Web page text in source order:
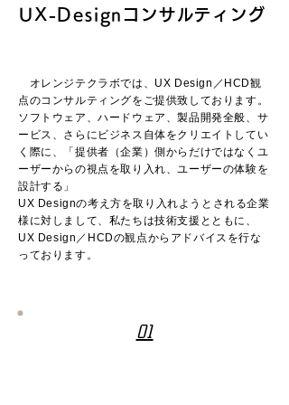
UX-Designコンサルティング
オレンジテクラボでは、UX Design／HCD観
点のコンサルティングをご提供致しております。
ソフトウェア、ハードウェア、製品開発全般、サ
ービス、さらにビジネス自体をクリエイトしてい
く際に、
「提供者（企業）側からだけではなくユ
ーザーからの視点を取り入れ、ユーザーの体験を
設計する」
UX Designの考え方を取り入れようとされる企業
様に対しまして、私たちは技術支援とともに、
UX Design／HCDの観点からアドバイスを行な
っております。
01